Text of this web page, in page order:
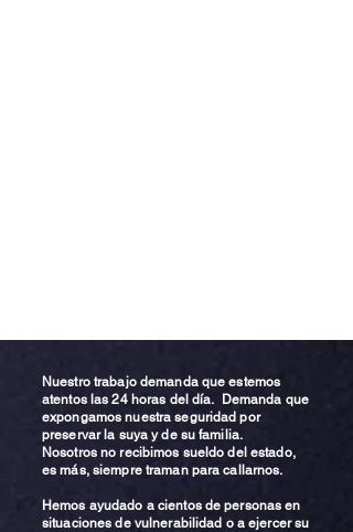
Nuestro trabajo demanda que estemos
atentos las 24 horas del día. Demanda que
expongamos nuestra seguridad por
preservar la suya y de su familia.
Nosotros no recibimos sueldo del estado,
es más, siempre traman para callarnos.
Hemos ayudado a cientos de personas en
situaciones de vulnerabilidad o a ejercer su